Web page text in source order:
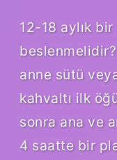
12-18 aylık bir
anne sütü
kahvaltı ilk
sonra ana ve
4 saatte bir